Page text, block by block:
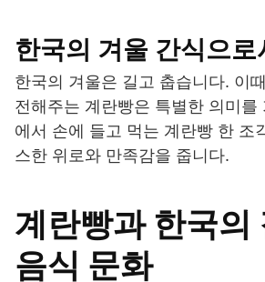
한국의 겨울 간식으
한국의 겨울은 길고 춥습니다. 이
전해주는 계란빵은 특별한 의미를
에서 손에 들고 먹는 계란빵 한 조
스한 위로와 만족감을 줍니다.
계란빵과 한국의
음식 문화